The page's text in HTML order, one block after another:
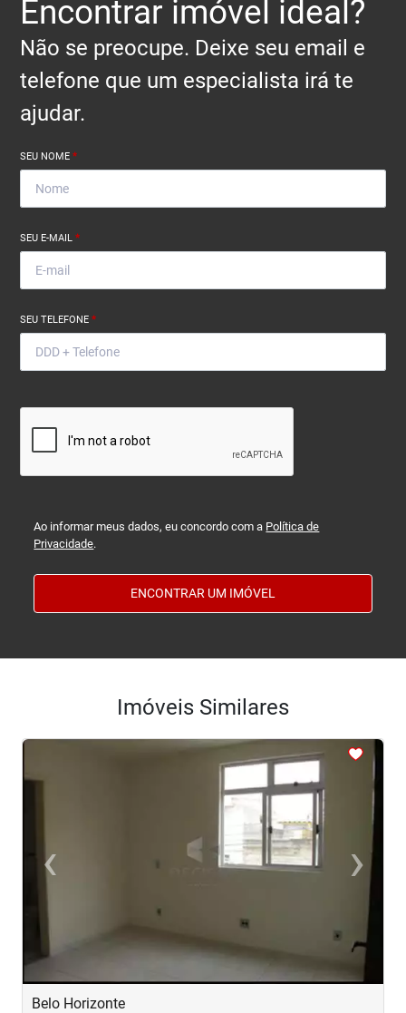
Encontrar imóvel ideal?
Não se preocupe. Deixe seu email e
telefone que um especialista irá te
ajudar.
SEU NOME*
SEU E-MAIL*
SEU TELEFONE*
Ao informar meus dados, eu concordo com a Política de
Privacidade.
ENCONTRAR UM IMÓVEL
Imóveis Similares
<
‹Previous ›
Next
Belo Horizonte